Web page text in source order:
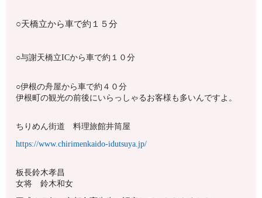
○天橋立から車で約１５分
○与謝天橋立ICから車で約１０分
○伊根の舟屋から車で約４０分
伊根町の観光の前後にいらっしゃるお客様も多いんですよ。
ちりめん街道 料理旅館井筒屋
https://www.chirimenkaido-idutsuya.jp/
板長鈴木孝昌
女将 鈴木和女